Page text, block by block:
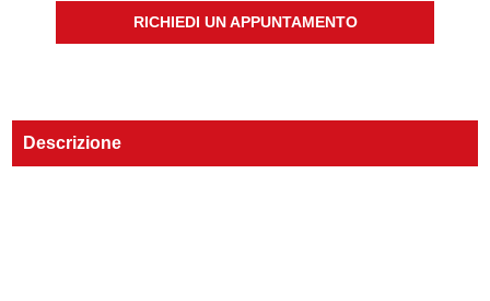
RICHIEDI UN APPUNTAMENTO
Descrizione